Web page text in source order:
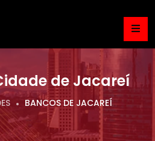
de Jacareí
BANCOS DE JACAREÍ